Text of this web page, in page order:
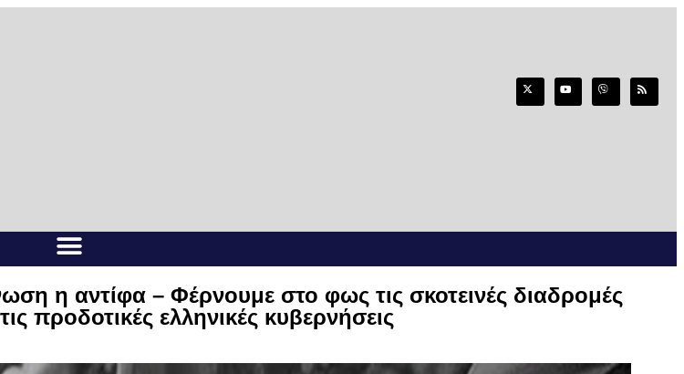
η αντίφα – Φέρνουμε στο φως τις σκοτεινές διαδρομές
προδοτικές ελληνικές κυβερνήσεις